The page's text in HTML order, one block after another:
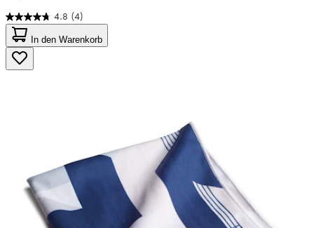
4.8 (4)
4.8
von
5
Sternen.
4
In den Warenkorb